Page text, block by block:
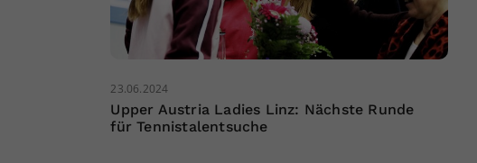
23.06.2024
Upper Austria Ladies Linz: Nächste Runde
für Tennistalentsuche